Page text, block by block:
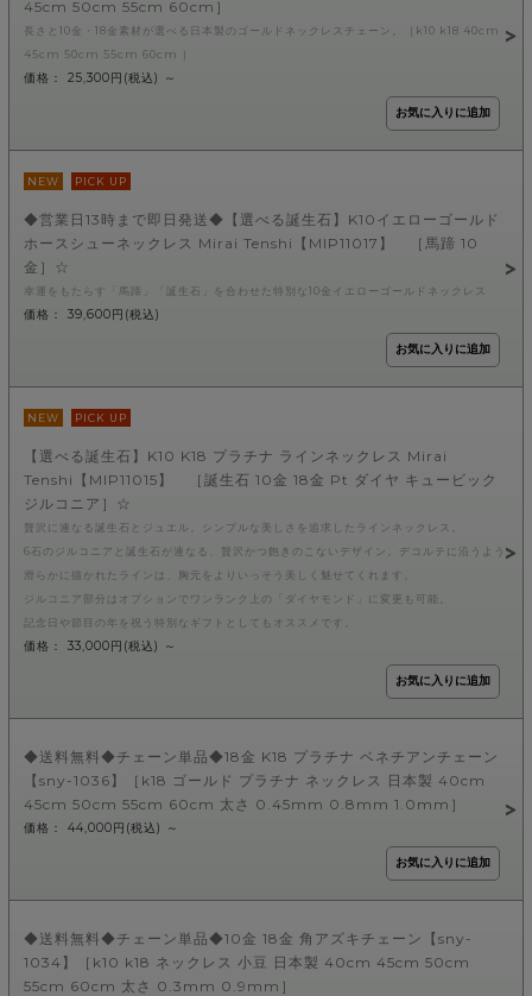
45cm 50cm 55cm 60cm］
長さと10金・18金素材が選べる日本製のゴールドネックレスチェーン。［k10 k18 40cm
45cm 50cm 55cm 60cm ］
価格： 25,300円(税込) ～
NEW PICK UP
◆営業日13時まで即日発送◆【選べる誕生石】K10イエローゴールド
ホースシューネックレス Mirai Tenshi【MIP11017】 ［馬蹄 10
金］☆
幸運をもたらす「馬蹄」「誕生石」を合わせた特別な10金イエローゴールドネックレス
価格： 39,600円(税込)
NEW PICK UP
【選べる誕生石】K10 K18 プラチナ ラインネックレス Mirai
Tenshi【MIP11015】 ［誕生石 10金 18金 Pt ダイヤ キュービック
ジルコニア］☆
贅沢に連なる誕生石とジュエル。シンプルな美しさを追求したラインネックレス。
6石のジルコニアと誕生石が連なる、贅沢かつ飽きのこないデザイン。デコルテに沿うよう
滑らかに描かれたラインは、胸元をよりいっそう美しく魅せてくれます。
ジルコニア部分はオプションでワンランク上の「ダイヤモンド」に変更も可能。
記念日や節目の年を祝う特別なギフトとしてもオススメです。
価格： 33,000円(税込) ～
◆送料無料◆チェーン単品◆18金 K18 プラチナ ベネチアンチェーン
【sny-1036】［k18 ゴールド プラチナ ネックレス 日本製 40cm
45cm 50cm 55cm 60cm 太さ 0.45mm 0.8mm 1.0mm］
価格： 44,000円(税込) ～
◆送料無料◆チェーン単品◆10金 18金 角アズキチェーン【sny-
1034】［k10 k18 ネックレス 小豆 日本製 40cm 45cm 50cm
55cm 60cm 太さ 0.3mm 0.9mm］